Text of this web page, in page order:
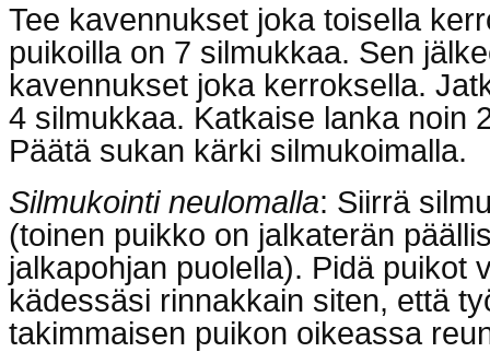
Tee kavennukset joka toisella
puikoilla on 7 silmukkaa. Sen
kavennukset joka kerroksella.
4 silmukkaa. Katkaise lanka noin
Päätä sukan kärki silmukoimalla.
Silmukointi neulomalla: Siirrä
(toinen puikko on jalkaterän
jalkapohjan puolella). Pidä puikot
kädessäsi rinnakkain siten, että
takimmaisen puikon oikeassa